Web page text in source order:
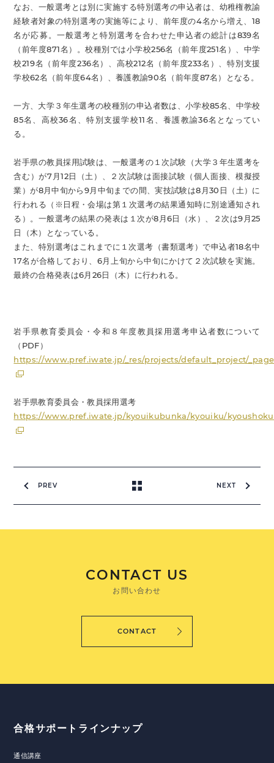
なお、一般選考とは別に実施する特別選考の申込者は、幼稚権教諭
経験者対象の特別選考の実施等により、前年度の4名から増え、18
名が応募。一般選考と特別選考を合わせた申込者の総計は839名
（前年度871名）。校種別では小学校256名（前年度251名）、中学
校219名（前年度236名）、高校212名（前年度233名）、特別支援
学校62名（前年度64名）、養護教諭90名（前年度87名）となる。
一方、大学３年生選考の校種別の申込者数は、小学校85名、中学校
85名、高校36名、特別支援学校11名、養護教諭36名となってい
る。
岩手県の教員採用試験は、一般選考の１次試験（大学３年生選考を
含む）が7月12日（土）、２次試験は面接試験（個人面接、模擬授
業）が8月中旬から9月中旬までの間、実技試験は8月30日（土）に
行われる（※日程・会場は第１次選考の結果通知時に別途通知され
る）。一般選考の結果の発表は１次が8月6日（水）、２次は9月25
日（木）となっている。
また、特別選考はこれまでに１次選考（書類選考）で申込者18名中
17名が合格しており、6月上旬から中旬にかけて２次試験を実施。
最終の合格発表は6月26日（木）に行われる。
岩手県教育委員会・令和８年度教員採用選考申込者数について
（PDF）
https://www.pref.iwate.jp/_res/projects/default_project/
岩手県教育委員会・教員採用選考
https://www.pref.iwate.jp/kyouikubunka/kyouiku/
PREV NEXT
CONTACT US
お問い合わせ
CONTACT
合格サポートラインナップ
通信講座